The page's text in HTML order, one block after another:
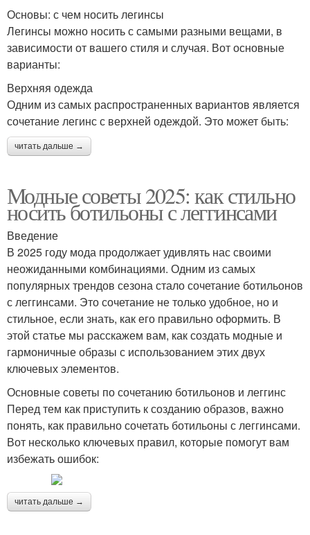
Основы: с чем носить легинсы
Легинсы можно носить с самыми разными вещами, в
зависимости от вашего стиля и случая. Вот основные
варианты:
Верхняя одежда
Одним из самых распространенных вариантов является
сочетание легинс с верхней одеждой. Это может быть:
читать дальше →
Модные советы 2025: как стильно
носить ботильоны с леггинсами
Введение
В 2025 году мода продолжает удивлять нас своими
неожиданными комбинациями. Одним из самых
популярных трендов сезона стало сочетание ботильонов
с леггинсами. Это сочетание не только удобное, но и
стильное, если знать, как его правильно оформить. В
этой статье мы расскажем вам, как создать модные и
гармоничные образы с использованием этих двух
ключевых элементов.
Основные советы по сочетанию ботильонов и леггинс
Перед тем как приступить к созданию образов, важно
понять, как правильно сочетать ботильоны с леггинсами.
Вот несколько ключевых правил, которые помогут вам
избежать ошибок:
читать дальше →